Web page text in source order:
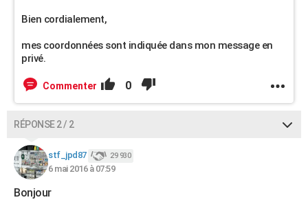
Bien cordialement,
mes coordonnées sont indiquée dans mon message en
privé.
Commenter 0
RÉPONSE 2 / 2
stf_jpd87 29 930
6 mai 2016 à 07:59
Bonjour